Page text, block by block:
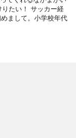
たい！ サッカー経
まして。小学校年代